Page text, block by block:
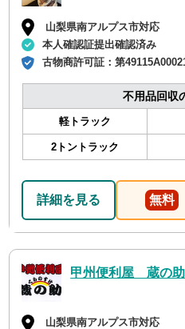
山梨県南アルプス市対応
本人確認証提出確認済み
古物商許可証：第
不用品回収
軽トラック
2トントラック
詳細を見る 無料
甲州便利屋 蔵の助
山梨県南アルプス市対応